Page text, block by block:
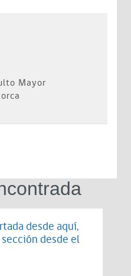
Mayor
desde aquí,
desde el